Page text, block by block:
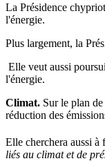
La Présidence
l'énergie.
Plus largement, la
Elle veut aussi
l'énergie.
Climat. Sur le plan
réduction des
Elle cherchera aussi à
liés au climat et de